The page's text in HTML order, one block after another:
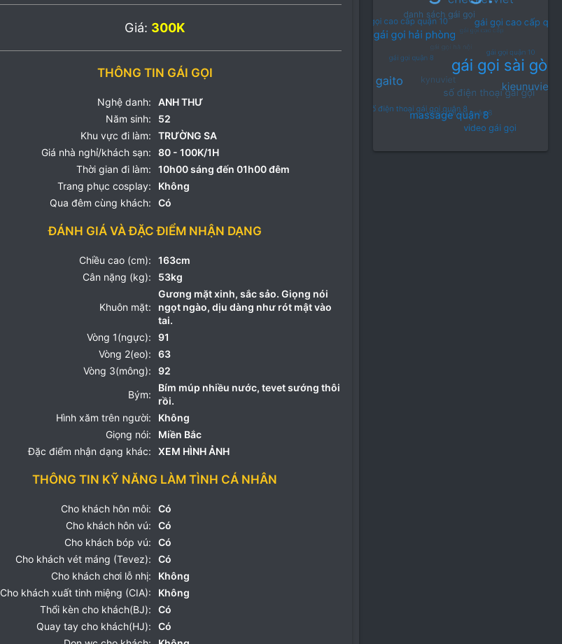
Giá: 300K
THÔNG TIN GÁI GỌI
Nghệ danh:
ANH THƯ
Năm sinh:
52
Khu vực đi làm:
TRƯỜNG SA
Giá nhà nghỉ/khách sạn:
80 - 100K/1H
Thời gian đi làm:
10h00 sáng đến 01h00 đêm
Trang phục cosplay:
Không
Qua đêm cùng khách:
Có
ĐÁNH GIÁ VÀ ĐẶC ĐIỂM NHẬN DẠNG
Chiều cao (cm):
163cm
Cân nặng (kg):
53kg
Khuôn mặt:
Gương mặt xinh, sắc sảo. Giọng nói
ngọt ngào, dịu dàng như rót mật vào
tai.
Vòng 1(ngực):
91
Vòng 2(eo):
63
Vòng 3(mông):
92
Bým:
Bím múp nhiều nước, tevet sướng thôi
rồi.
Hình xăm trên người:
Không
Giọng nói:
Miền Bắc
Đặc điểm nhận dạng khác:
XEM HÌNH ẢNH
THÔNG TIN KỸ NĂNG LÀM TÌNH CÁ NHÂN
Cho khách hôn môi:
Có
Cho khách hôn vú:
Có
Cho khách bóp vú:
Có
Cho khách vét máng (Tevez):
Có
Cho khách chơi lỗ nhị:
Không
Cho khách xuất tinh miệng (CIA):
Không
Thổi kèn cho khách(BJ):
Có
Quay tay cho khách(HJ):
Có